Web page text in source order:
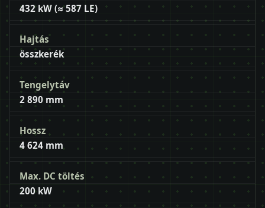
432 kW (≈ 587 LE)
Hajtás
összkerék
Tengelytáv
2 890 mm
Hossz
4 624 mm
Max. DC töltés
200 kW